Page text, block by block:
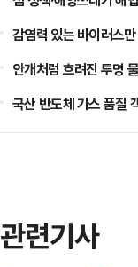
감염력 있는 바이러스
안개처럼 흐려진 투명
국산 반도체 가스 품질
관련기사